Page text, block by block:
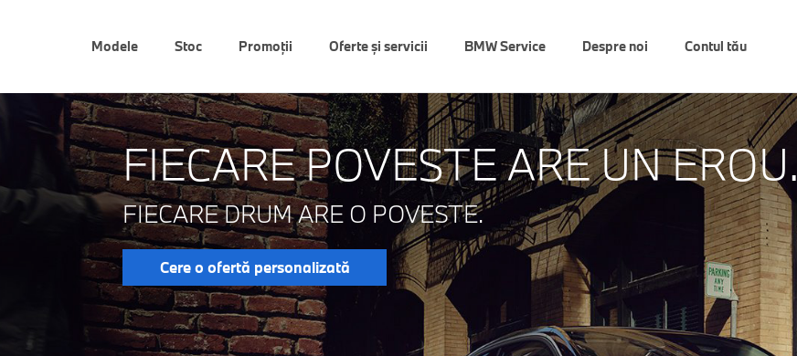
Modele Stoc Promoții Oferte şi servicii BMW Service Despre noi Contul tău
FIECARE POVESTE ARE UN EROU.
FIECARE DRUM ARE O POVESTE.
Cere o ofertă personalizată